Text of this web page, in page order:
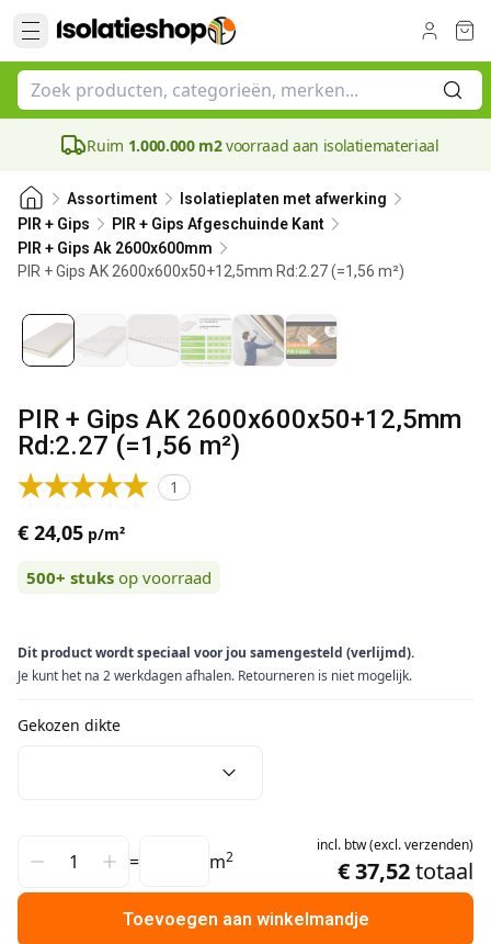
Ruim 1.000.000 m2voorraad aan isolatiemateriaal
Assortiment
Isolatieplaten met afwerking
PIR + Gips
PIR + Gips Afgeschuinde Kant
PIR + Gips Ak 2600x600mm
PIR + Gips AK 2600x600x50+12,5mm Rd:2.27 (=1,56 m²)50 mm
PIR + Gips AK 2600x600x50+12,5mm
Rd:2.27 (=1,56 m²)
1
€ 24,05 p/m²
500+ stuks op voorraad
Dit product wordt speciaal voor jou samengesteld (verlijmd).
Je kunt het na 2 werkdagen afhalen. Retourneren is niet mogelijk.
Gekozen dikte
= m2
incl. btw(excl.verzenden)
€ 37,52totaal
Toevoegen aan winkelmandje